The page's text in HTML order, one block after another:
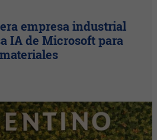
empresa industrial
IA de Microsoft para